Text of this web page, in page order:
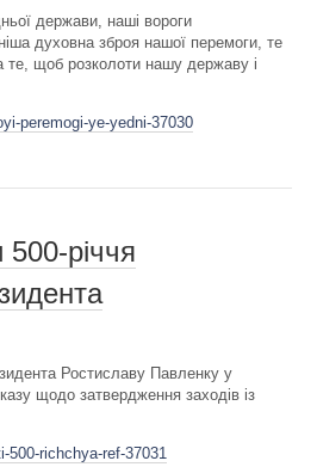
держави, наші вороги
духовна зброя нашої перемоги, те
те, щоб розколоти нашу державу і
peremogi-ye-yedni-37030
500-річчя
Ростиславу Павленку у
щодо затвердження заходів із
richchya-ref-37031